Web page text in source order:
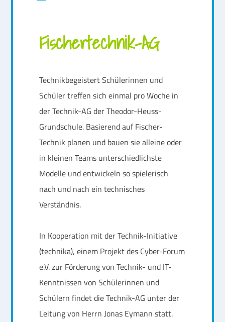
Fischertechnik-AG
Technikbegeistert Schülerinnen und
Schüler treffen sich einmal pro Woche in
der Technik-AG der Theodor-Heuss-
Grundschule. Basierend auf Fischer-
Technik planen und bauen sie alleine oder
in kleinen Teams unterschiedlichste
Modelle und entwickeln so spielerisch
nach und nach ein technisches
Verständnis.
In Kooperation mit der Technik-Initiative
(technika), einem Projekt des Cyber-Forum
e.V. zur Förderung von Technik- und IT-
Kenntnissen von Schülerinnen und
Schülern findet die Technik-AG unter der
Leitung von Herrn Jonas Eymann statt.